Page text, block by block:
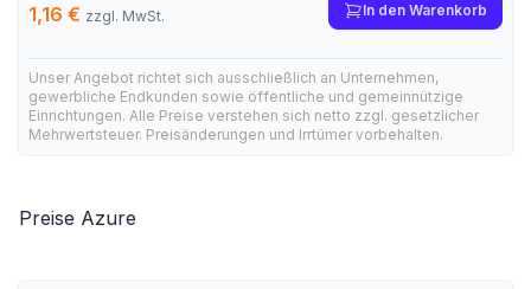
1,16 € zzgl. MwSt. In den Warenkorb
Unser Angebot richtet sich ausschließlich an Unternehmen,
gewerbliche Endkunden sowie öffentliche und gemeinnützige
Einrichtungen. Alle Preise verstehen sich netto zzgl. gesetzlicher
Mehrwertsteuer. Preisänderungen und Irrtümer vorbehalten.
Preise Azure